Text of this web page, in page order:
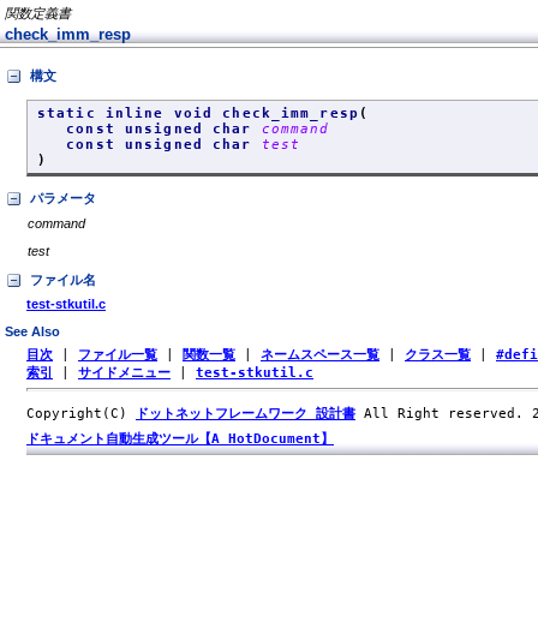
関数定義書
check_imm_resp
構文
static inline void check_imm_resp (
const unsigned char command
const unsigned char
test
)
パラメータ
command
test
ファイル名
test-stkutil.c
See Also
目次 ファイル一覧 関数一覧 ネームスペース一覧 クラス一覧
索引
サイドメニュー test-stkutil.c
Copyright(C) ドットネットフレームワーク 設計書 All Right reserved.
ドキュメント自動生成ツール【A HotDocument】